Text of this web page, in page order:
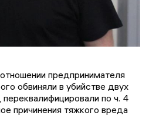
предпринимателя
обвиняли в убийстве двух
по ч. 4
причинения тяжкого вреда